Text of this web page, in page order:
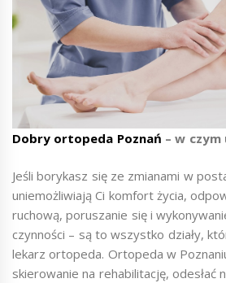
Dobry ortopeda Poznań – w czym
Jeśli borykasz się ze zmianami w
uniemożliwiają Ci komfort życia,
ruchową, poruszanie się i
czynności – są to wszystko działy,
lekarz ortopeda. Ortopeda w
skierowanie na rehabilitację, odesłać